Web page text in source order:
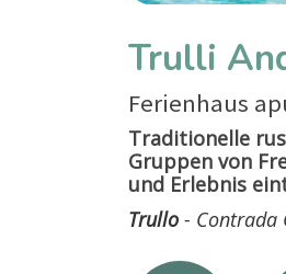
Trulli
Ferienhaus
Traditionelle
Gruppen von
und Erlebnis
Trullo - Contrada